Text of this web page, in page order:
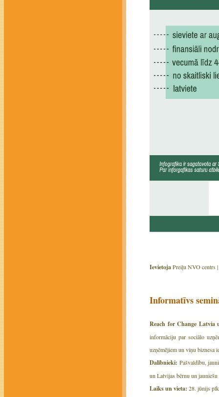
IevietojaPreiļu NVO centrs |
Informatīvs
Reach for Change Latvia
informāciju par sociālo
uzņēmējiem un viņu biznesa
Dalībnieki: Pašvaldību,
un Latvijas bērnu un jauniešu
Laiks un vieta: 28. jūnijs